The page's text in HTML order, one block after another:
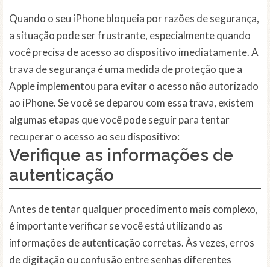
Quando o seu iPhone bloqueia por razões de segurança,
a situação pode ser frustrante, especialmente quando
você precisa de acesso ao dispositivo imediatamente. A
trava de segurança é uma medida de proteção que a
Apple implementou para evitar o acesso não autorizado
ao iPhone. Se você se deparou com essa trava, existem
algumas etapas que você pode seguir para tentar
recuperar o acesso ao seu dispositivo:
Verifique as informações de
autenticação
Antes de tentar qualquer procedimento mais complexo,
é importante verificar se você está utilizando as
informações de autenticação corretas. Às vezes, erros
de digitação ou confusão entre senhas diferentes